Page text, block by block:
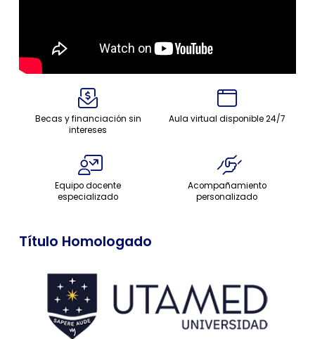
Becas y financiación sin
intereses
Aula virtual disponible 24/7
Equipo docente
especializado
Acompañamiento
personalizado
Título Homologado